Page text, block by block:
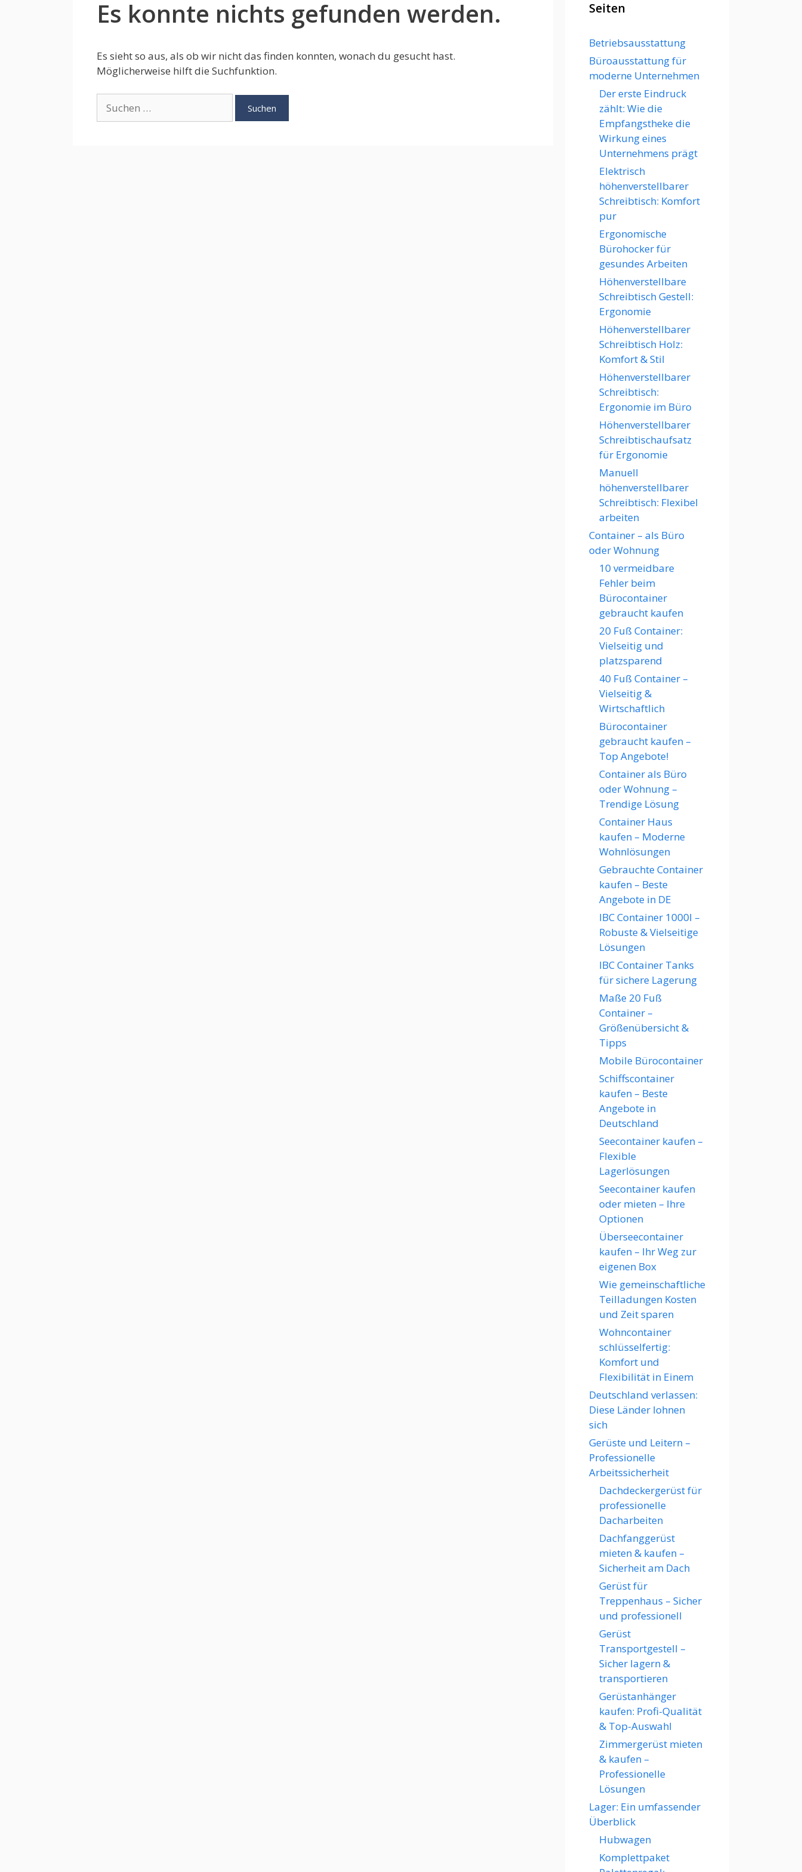
Es konnte nichts gefunden werden.
Es sieht so aus, als ob wir nicht das finden konnten, wonach du gesucht hast.
Möglicherweise hilft die Suchfunktion.
nach:
Seiten
Betriebsausstattung
Büroausstattung für
moderne Unternehmen
Der erste Eindruck
zählt: Wie die
Empfangstheke die
Wirkung eines
Unternehmens prägt
Elektrisch
höhenverstellbarer
Schreibtisch: Komfort
pur
Ergonomische
Bürohocker für
gesundes Arbeiten
Höhenverstellbare
Schreibtisch Gestell:
Ergonomie
Höhenverstellbarer
Schreibtisch Holz:
Komfort & Stil
Höhenverstellbarer
Schreibtisch:
Ergonomie im Büro
Höhenverstellbarer
Schreibtischaufsatz
für Ergonomie
Manuell
höhenverstellbarer
Schreibtisch: Flexibel
arbeiten
Container – als Büro
oder Wohnung
10 vermeidbare
Fehler beim
Bürocontainer
gebraucht kaufen
20 Fuß Container:
Vielseitig und
platzsparend
40 Fuß Container –
Vielseitig &
Wirtschaftlich
Bürocontainer
gebraucht kaufen –
Top Angebote!
Container als Büro
oder Wohnung –
Trendige Lösung
Container Haus
kaufen – Moderne
Wohnlösungen
Gebrauchte Container
kaufen – Beste
Angebote in DE
IBC Container 1000l –
Robuste & Vielseitige
Lösungen
IBC Container Tanks
für sichere Lagerung
Maße 20 Fuß
Container –
Größenübersicht &
Tipps
Mobile Bürocontainer
Schiffscontainer
kaufen – Beste
Angebote in
Deutschland
Seecontainer kaufen –
Flexible
Lagerlösungen
Seecontainer kaufen
oder mieten – Ihre
Optionen
Überseecontainer
kaufen – Ihr Weg zur
eigenen Box
Wie gemeinschaftliche
Teilladungen Kosten
und Zeit sparen
Wohncontainer
schlüsselfertig:
Komfort und
Flexibilität in Einem
Deutschland verlassen:
Diese Länder lohnen
sich
Gerüste und Leitern –
Professionelle
Arbeitssicherheit
Dachdeckergerüst für
professionelle
Dacharbeiten
Dachfanggerüst
mieten & kaufen –
Sicherheit am Dach
Gerüst für
Treppenhaus – Sicher
und professionell
Gerüst
Transportgestell –
Sicher lagern &
transportieren
Gerüstanhänger
kaufen: Profi-Qualität
& Top-Auswahl
Zimmergerüst mieten
& kaufen –
Professionelle
Lösungen
Lager: Ein umfassender
Überblick
Hubwagen
Komplettpaket